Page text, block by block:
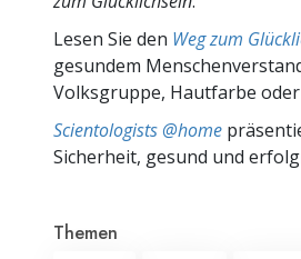
Lesen Sie den Weg zum
gesundem
Volksgruppe, Hautfarbe
Scientologists @home
Sicherheit, gesund und
Themen